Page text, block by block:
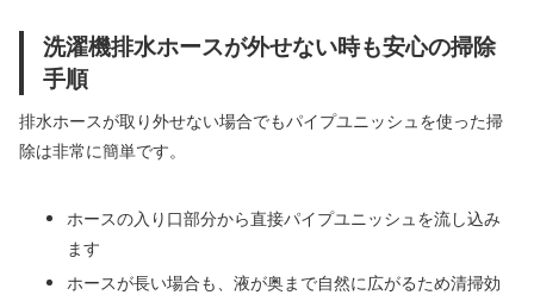
洗濯機排水ホースが外せない時も安心の掃除
手順
排水ホースが取り外せない場合でもパイプユニッシュを使った掃
除は非常に簡単です。
ホースの入り口部分から直接パイプユニッシュを流し込み
ます
ホースが長い場合も、液が奥まで自然に広がるため清掃効